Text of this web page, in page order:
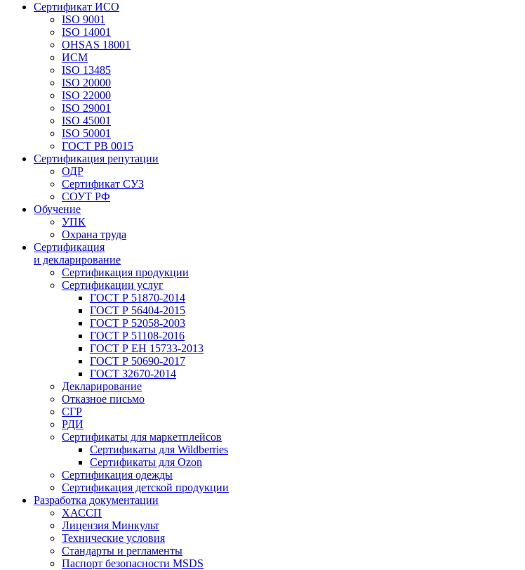
Сертификат ИСО
ISO 9001
ISO 14001
OHSAS 18001
ИСМ
ISO 13485
ISO 20000
ISO 22000
ISO 29001
ISO 45001
ISO 50001
ГОСТ РВ 0015
Сертификация репутации
ОДР
Сертификат СУЗ
СОУТ РФ
Обучение
УПК
Охрана труда
Сертификация
и декларирование
Сертификация продукции
Сертификации услуг
ГОСТ Р 51870-2014
ГОСТ Р 56404-2015
ГОСТ Р 52058-2003
ГОСТ Р 51108-2016
ГОСТ Р ЕН 15733-2013
ГОСТ Р 50690-2017
ГОСТ 32670-2014
Декларирование
Отказное письмо
СГР
РДИ
Сертификаты для маркетплейсов
Сертификаты для Wildberries
Сертификаты для Ozon
Сертификация одежды
Сертификация детской продукции
Разработка документации
ХАССП
Лицензия Минкульт
Технические условия
Стандарты и регламенты
Паспорт безопасности MSDS